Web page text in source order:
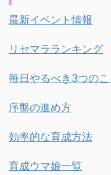
最新イベント情報
リセマラランキング
毎日やるべき3つのこ
序盤の進め方
効率的な育成方法
育成ウマ娘一覧